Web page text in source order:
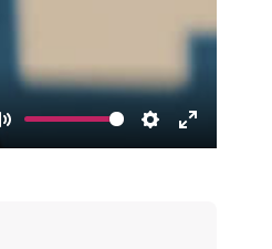
Mute Settings
Enter